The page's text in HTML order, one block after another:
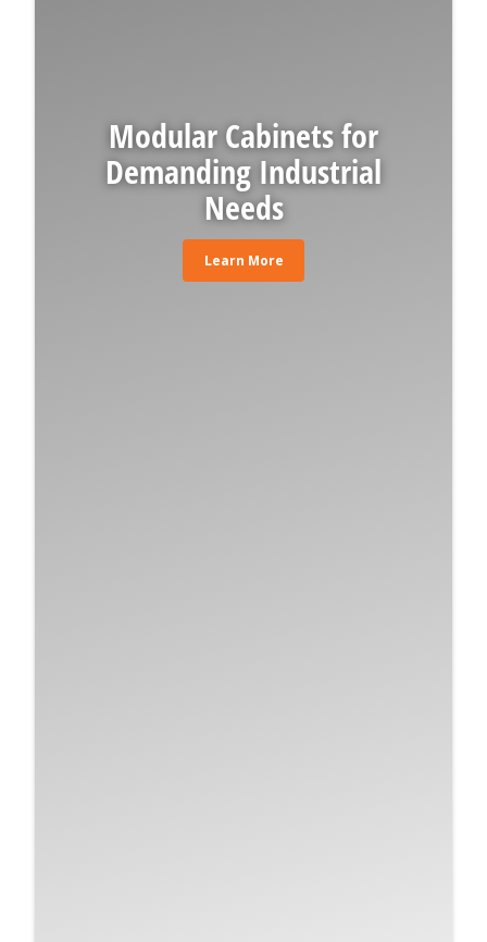
Modular Cabinets for
Demanding Industrial
Needs
Learn More